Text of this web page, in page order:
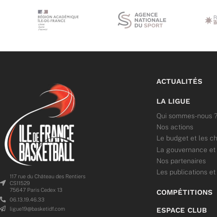
117 rue du Château des Rentiers
CS11529
75647 Paris Cedex 13
06.13.19.46.33
ligue19@basketidf.com
ACTUALITÉS
LA LIGUE
Qui sommes-nous ?
Nos actions
Le budget et les
La gouvernance et
Nos partenaires
Les publications
COMPÉTITIONS
ESPACE CLUB